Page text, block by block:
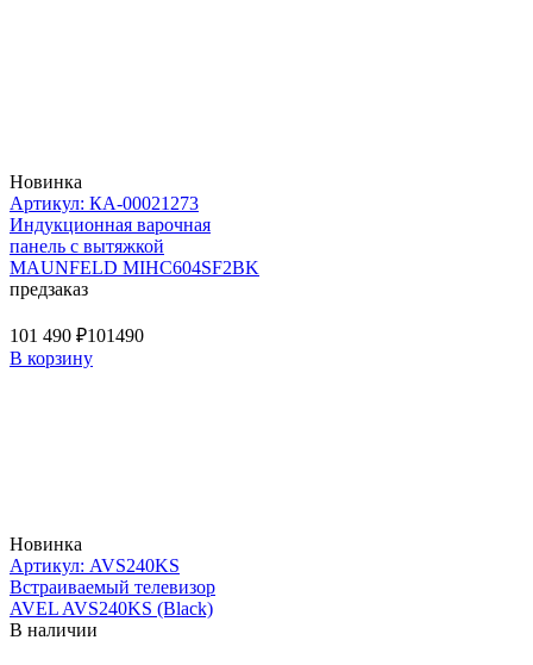
Новинка
Артикул: КА-00021273
Индукционная варочная
панель с вытяжкой
MAUNFELD MIHC604SF2BK
предзаказ
101 490 ₽101490
В корзину
Новинка
Артикул: AVS240KS
Встраиваемый телевизор
AVEL AVS240KS (Black)
В наличии